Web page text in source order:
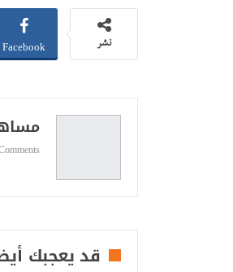
نشر Facebook
قد يعجبك